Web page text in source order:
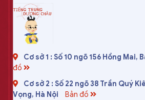
Cơ sở 1 : Số 10 ngõ 156 Hồng Mai,
đồ
Cơ sở 2 : Số 22 ngõ 38 Trần Quý
Vọng, Hà Nội
Bản đồ